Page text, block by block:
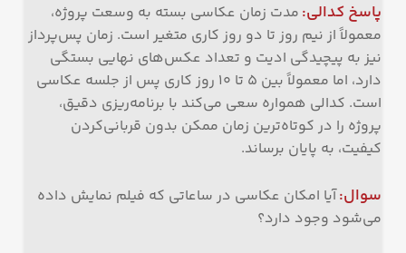
پاسخ کدالی: مدت زمان عکاسی بسته به وسعت پروژه،
معمولاً از نیم روز تا دو روز کاری متغیر است. زمان پس‌پرداز
نیز به پیچیدگی ادیت و تعداد عکس‌های نهایی بستگی
دارد، اما معمولاً بین 5 تا 10 روز کاری پس از جلسه عکاسی
است. کدالی همواره سعی می‌کند با برنامه‌ریزی دقیق،
پروژه را در کوتاه‌ترین زمان ممکن بدون قربانی‌کردن
کیفیت، به پایان برساند.
سوال:آیا امکان عکاسی در ساعاتی که فیلم نمایش داده
می‌شود وجود دارد؟